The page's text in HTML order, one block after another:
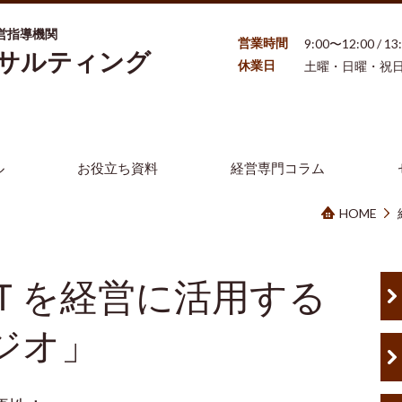
指導機関
ルティング
営業時間
9:00〜12:00 /
休業日
土曜・日曜・祝
お役立ち資料 経営専門コラム
HOME
を経営に活用する
オ」